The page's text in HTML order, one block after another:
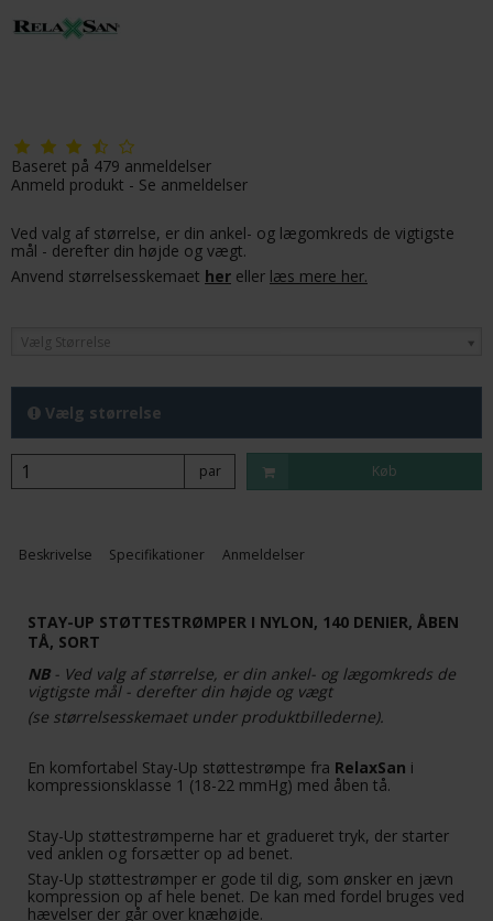
Baseret på 479 anmeldelser
Anmeld produkt - Se anmeldelser
Ved valg af størrelse, er din ankel- og lægomkreds de vigtigste
mål - derefter din højde og vægt.
Anvend størrelsesskemaet her eller læs mere her.
Vælg Størrelse
Vælg størrelse
par Køb
Beskrivelse Specifikationer Anmeldelser
STAY-UP STØTTESTRØMPER I NYLON, 140 DENIER, ÅBEN
TÅ, SORT
NB- Ved valg af størrelse, er din ankel- og lægomkreds de
vigtigste mål - derefter din højde og vægt
(se størrelsesskemaet under produktbillederne).
En komfortabel Stay-Up støttestrømpe fra RelaxSan i
kompressionsklasse 1 (18-22 mmHg) med åben tå.
Stay-Up støttestrømperne har et gradueret tryk, der starter
ved anklen og forsætter op ad benet.
Stay-Up støttestrømper er gode til dig, som ønsker en jævn
kompression op af hele benet. De kan med fordel bruges ved
hævelser der går over knæhøjde.